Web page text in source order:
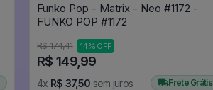
Funko Pop - Matrix - Neo #1172 -
FUNKO POP #1172
R$ 174,41 14% OFF
R$ 149,99
4x R$ 37,50 sem juros Frete Grátis